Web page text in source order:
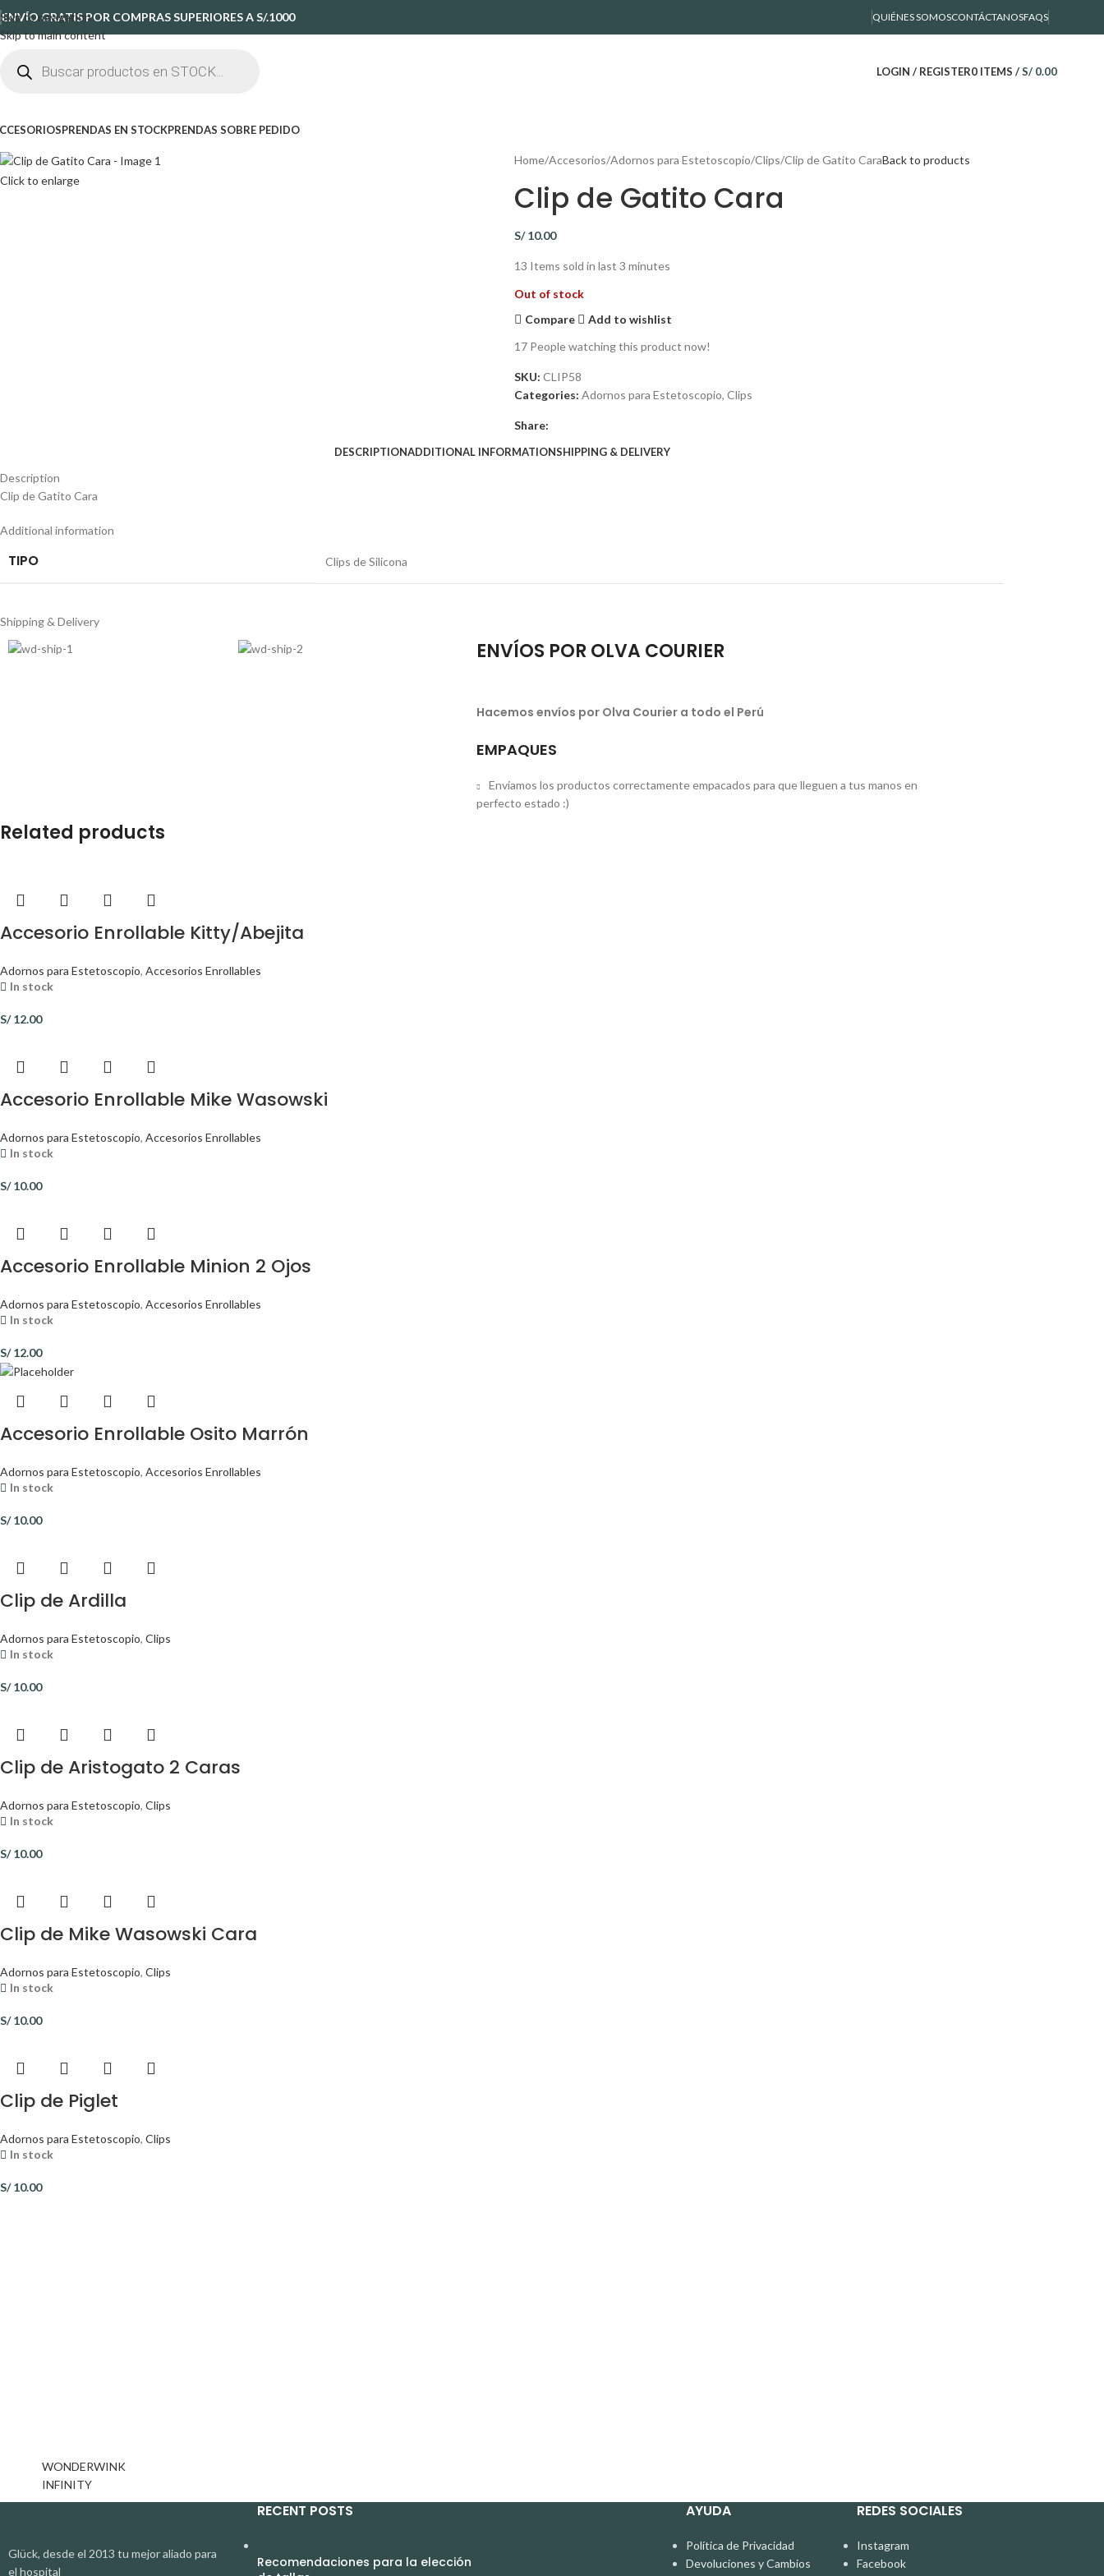
Skip to navigation
Skip to main content
ENVÍO GRATIS POR COMPRAS SUPERIORES A S/.1000 QUIÉNES SOMOSCONTÁCTANOSFAQS
LOGIN / REGISTER0 ITEMS / S/0.00
PRENDAS EN STOCKPRENDAS SOBRE PEDIDO
Click to enlarge
Home Accesorios Adornos para Estetoscopio Clips Clip de Gatito CaraBack to products
Clip de Gatito Cara
S/10.00
13 Items sold in last 3 minutes
Out of stock
Compare
Add to wishlist
17 People watching this product now!
SKU: CLIP58
Categories: Adornos para Estetoscopio, Clips
Share:
DESCRIPTIONADDITIONAL INFORMATIONSHIPPING & DELIVERY
Description
Clip de Gatito Cara
Additional information
TIPO Clips de Silicona
Shipping & Delivery
ENVÍOS POR OLVA COURIER
Hacemos envíos por Olva Courier a todo el Perú
EMPAQUES
Enviamos los productos correctamente empacados para que lleguen a tus manos en
perfecto estado :)
Related products
Accesorio Enrollable Kitty/Abejita
Adornos para Estetoscopio, Accesorios Enrollables
In stock
S/12.00
Accesorio Enrollable Mike Wasowski
Adornos para Estetoscopio, Accesorios Enrollables
In stock
S/10.00
Accesorio Enrollable Minion 2 Ojos
Adornos para Estetoscopio, Accesorios Enrollables
In stock
S/12.00
Accesorio Enrollable Osito Marrón
Adornos para Estetoscopio, Accesorios Enrollables
In stock
S/10.00
Clip de Ardilla
Adornos para Estetoscopio, Clips
In stock
S/10.00
Clip de Aristogato 2 Caras
Adornos para Estetoscopio, Clips
In stock
S/10.00
Clip de Mike Wasowski Cara
Adornos para Estetoscopio, Clips
In stock
S/10.00
Clip de Piglet
Adornos para Estetoscopio, Clips
In stock
S/10.00
WONDERWINK
INFINITY
Glück, desde el 2013 tu mejor aliado para
el hospital
RECENT POSTS
Recomendaciones para la elección
AYUDA
Política de Privacidad
Devoluciones y Cambios
REDES SOCIALES
Instagram
Facebook